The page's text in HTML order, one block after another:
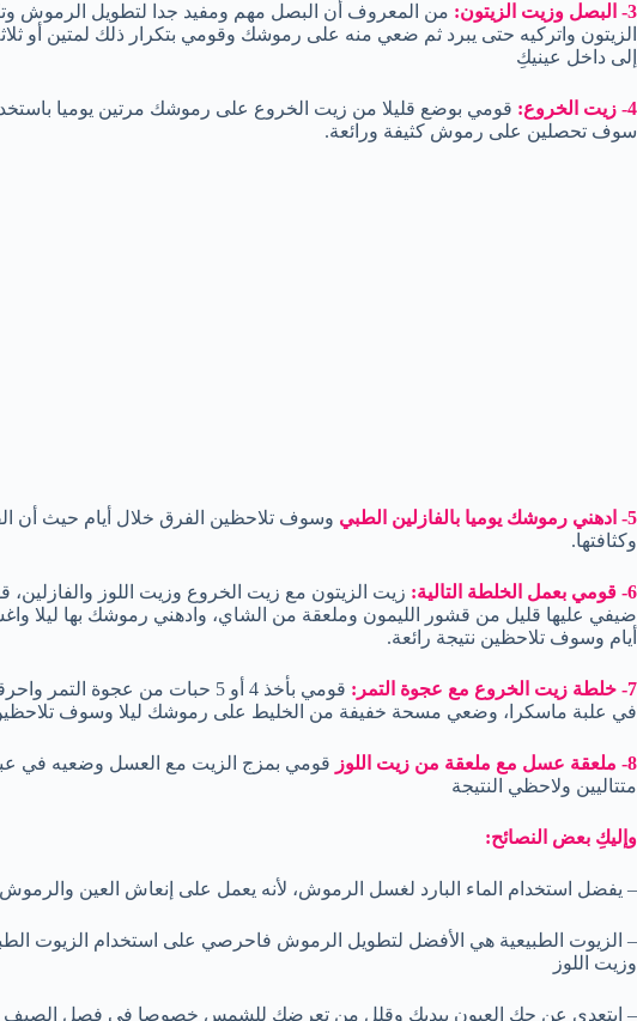
3- البصل وزيت الزيتون:
من المعروف أن البصل مهم ومفيد جدا لتطويل الرموش
الزيتون واتركيه حتى يبرد ثم ضعي منه على رموشك وقومي بتكرار ذلك لمتين أو
إلى داخل عينيكِ
4- زيت الخروع:
قومي بوضع قليلا من زيت الخروع على رموشك مرتين يوميا
سوف تحصلين على رموش كثيفة ورائعة.
5- ادهني رموشك يوميا بالفازلين الطبي
وسوف تلاحظين الفرق خلال أيام حيث أن
وكثافتها.
6- قومي بعمل الخلطة التالية:
زيت الزيتون مع زيت الخروع وزيت اللوز
أيام وسوف تلاحظين نتيجة رائعة.
7- خلطة زيت الخروع مع عجوة التمر:
قومي بأخذ 4 أو 5 حبات من عجوة
في علبة ماسكرا، وضعي مسحة خفيفة من الخليط على رموشك ليلا وسوف تلاحظين
8- ملعقة عسل مع ملعقة من زيت اللوز
قومي بمزج الزيت مع العسل وضعيه في
متتاليين ولاحظي النتيجة
وإليكِ بعض النصائح:
– يفضل استخدام الماء البارد لغسل الرموش، لأنه يعمل على إنعاش العين
– الزيوت الطبيعية هي الأفضل لتطويل الرموش فاحرصي على استخدام الزيوت
وزيت اللوز
– ابتعدي عن حك العيون بيديك وقلل من تعرضك للشمس خصوصا في فصل الصيف